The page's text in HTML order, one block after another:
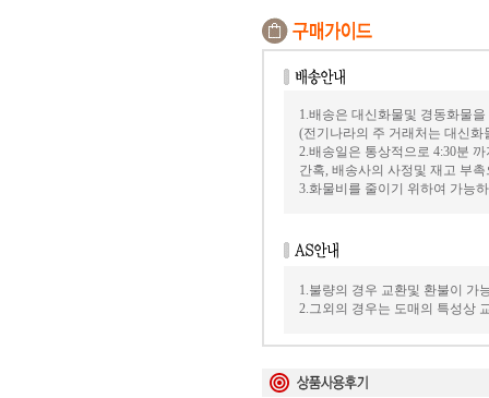
1.배송은 대신화물및 경동화물
(전기나라의 주 거래처는 대신화
2.배송일은 통상적으로 4:30분
간혹, 배송사의 사정및 재고 부
3.화물비를 줄이기 위하여 가능
1.불량의 경우 교환및 환불이 가
2.그외의 경우는 도매의 특성상